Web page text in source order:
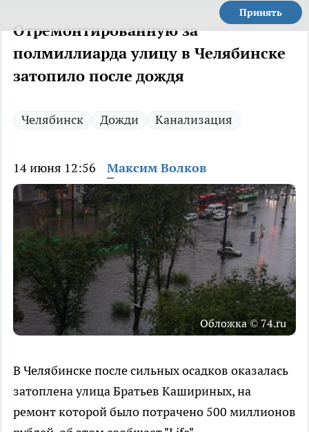
Принять
Отремонтированную за
полмиллиарда улицу в Челябинске
затопило после дождя
Челябинск Дожди Канализация
14 июня 12:56 Максим Волков
Обложка © 74.ru
В Челябинске после сильных осадков оказалась
затоплена улица Братьев Кашириных, на
ремонт которой было потрачено 500 миллионов